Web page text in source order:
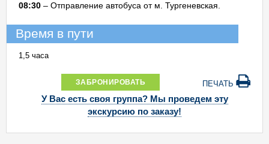
08:30 – Отправление автобуса от м. Тургеневская.
Время в пути
1,5 часа
ЗАБРОНИРОВАТЬ ПЕЧАТЬ
У Вас есть своя группа? Мы проведем эту
экскурсию по заказу!